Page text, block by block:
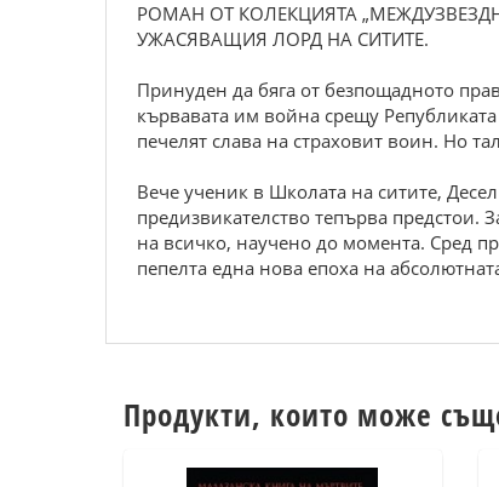
РОМАН ОТ КОЛЕКЦИЯТА
УЖАСЯВАЩИЯ ЛОРД НА СИТИТЕ.
Принуден да бяга от безпощадното
кървавата им война срещу
печелят слава на страховит воин. Но
Вече ученик в Школата на ситите,
предизвикателство тепърва предстои.
на всичко, научено до моментa. Сред
пепелта една нова епоха на
Продукти, които може